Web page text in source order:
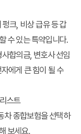
크, 비상 급유 등 갑
수 있는 특약입니다.
합의금, 변호사 선임
에게 큰 힘이 될 수
스트
차 종합보험을 선택하
보세요.